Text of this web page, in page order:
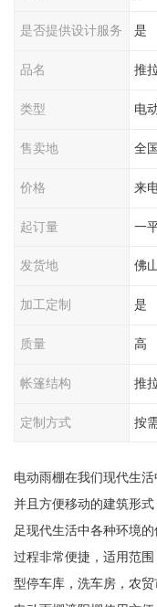
是否提供设计服务 是
品名 推
类型 电
售卖地 全国
价格 来
起订量 一
发货地 佛
加工定制 是
质量 高
帐篷结构 推
定制方式 按
电动雨棚在我们现代生
并且方便移动的建筑形
足现代生活中各种环境
过程非常便捷，适用范
型停车库，洗车房，农贸